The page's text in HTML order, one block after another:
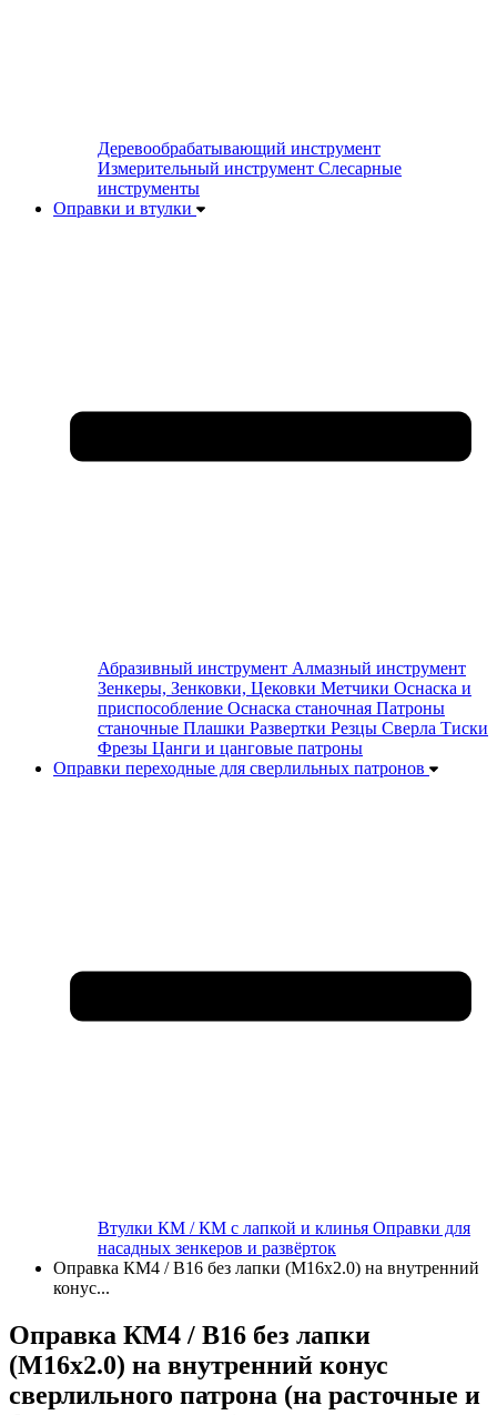
Деревообрабатывающий инструмент
Измерительный инструмент Слесарные
инструменты
Оправки и втулки
Абразивный инструмент Алмазный инструмент
Зенкеры, Зенковки, Цековки Метчики Оснаска и
приспособление Оснаска станочная Патроны
станочные Плашки Развертки Резцы Сверла Тиски
Фрезы Цанги и цанговые патроны
Оправки переходные для сверлильных патронов
Втулки КМ / КМ с лапкой и клинья Оправки для
насадных зенкеров и развёрток
Оправка КМ4 / В16 без лапки (М16х2.0) на внутренний
конус...
Оправка КМ4 / В16 без лапки
(М16х2.0) на внутренний конус
сверлильного патрона (на расточные и